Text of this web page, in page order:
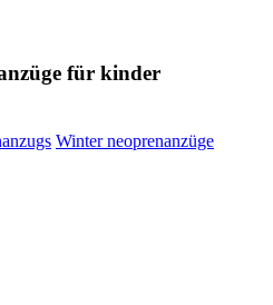
für kinder
Winter neoprenanzüge